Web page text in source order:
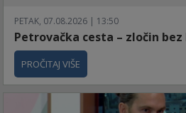
PETAK, 07.08.2026 | 13:50
Petrovačka cesta – zločin bez
PROČITAJ VIŠE